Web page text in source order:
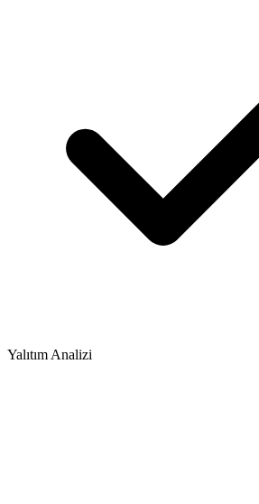
Yalıtım Analizi